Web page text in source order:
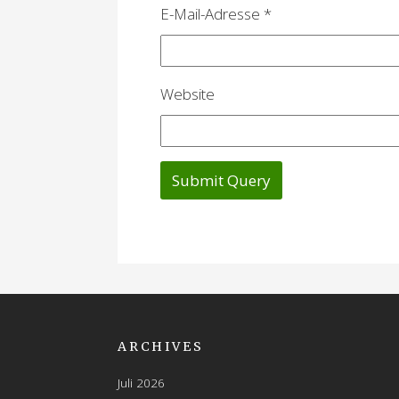
E-Mail-Adresse *
Website
ARCHIVES
Juli 2026